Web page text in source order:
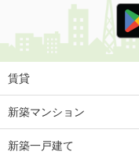
価 格
住 所
専有面積
富山県富山市中島２
賃貸
新築マンション
新築一戸建て